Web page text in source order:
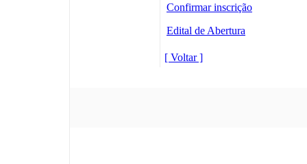
Confirmar inscrição
Edital de Abertura
[ Voltar ]